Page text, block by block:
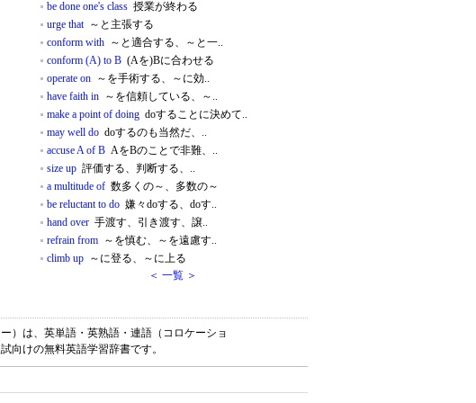
be done one's class 授業が終わる
urge that～と主張する
conform with ～と適合する、～と一..
conform (A) to B (Aを)Bに合わせる
operate on ～を手術する、～に効..
have faith in ～を信頼している、～..
make a point of doing doすることに決めて..
may well do doするのも当然だ、..
accuse A of B AをBのことで非難、..
size up 評価する、判断する、..
a multitude of 数多くの～、多数の～
be reluctant to do 嫌々doする、doす..
hand over 手渡す、引き渡す、譲..
refrain from ～を慎む、～を遠慮す..
climb up ～に登る、～に上る
＜ 一覧 ＞
）は、英単語・英熟語・連語（コロケーショ
向けの無料英語学習辞書です。